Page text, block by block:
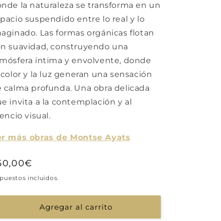
la naturaleza se transforma en un
suspendido entre lo real y lo
Las formas orgánicas flotan
suavidad, construyendo una
íntima y envolvente, donde
y la luz generan una sensación
calma profunda. Una obra delicada
invita a la contemplación y al
visual.
más obras de Montse Ayats
incluidos.
Agregar al carrito